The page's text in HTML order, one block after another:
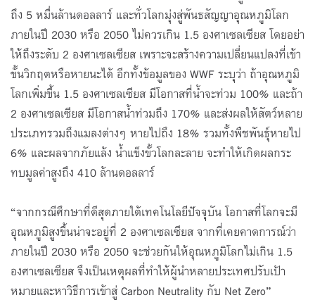
ถึง 5 หมื่นล้านดอลลาร์ และทั่วโลกมุ่งสู่พันธสัญญาอุณหภูมิโลก
ภายในปี 2030 หรือ 2050 ไม่ควรเกิน 1.5 องศาเซลเซียส โดยอย่า
ให้ถึงระดับ 2 องศาเซลเซียส เพราะจะสร้างความเปลี่ยนแปลงที่เข้า
ขั้นวิกฤตหรือหายนะได้ อีกทั้งข้อมูลของ WWF ระบุว่า ถ้าอุณหภูมิ
โลกเพิ่มขึ้น 1.5 องศาเซลเซียส มีโอกาสที่น้ำจะท่วม 100% และถ้า
2 องศาเซลเซียส มีโอกาสน้ำท่วมถึง 170% และส่งผลให้สัตว์หลาย
ประเภทรวมถึงแมลงต่างๆ หายไปถึง 18% รวมทั้งพืชพันธ์ุหายไป
6% และผลจากภัยแล้ง น้ำแข็งขั้วโลกละลาย จะทำให้เกิดผลกระ
ทบมูลค่าสูงถึง 410 ล้านดอลลาร์
“จากกรณีศึกษาที่ดีสุดภายใต้เทคโนโลยีปัจจุบัน โอกาสที่โลกจะมี
อุณหภูมิสูงขึ้นน่าจะอยู่ที่ 2 องศาเซลเซียส จากที่เคยคาดการณ์ว่า
ภายในปี 2030 หรือ 2050 จะช่วยกันให้อุณหภูมิโลกไม่เกิน 1.5
องศาเซลเซียส จึงเป็นเหตุผลที่ทำให้ผู้นำหลายประเทศปรับเป้า
หมายและหาวิธีการเข้าสู่ Carbon Neutrality กับ Net Zero”